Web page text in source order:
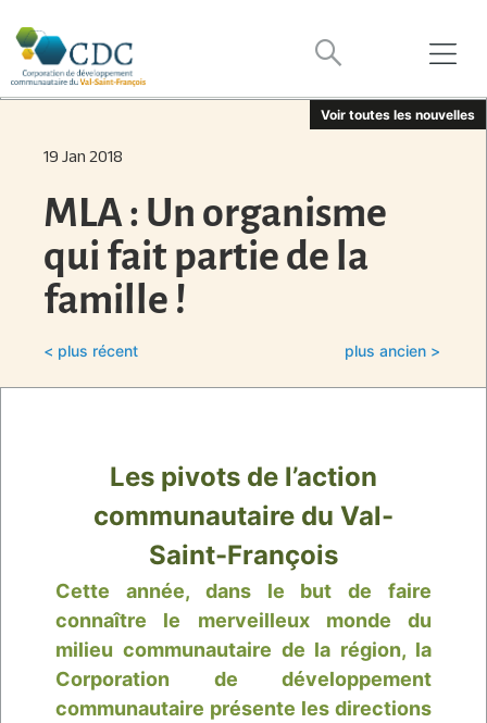
Voir toutes les nouvelles
19 Jan 2018
MLA : Un organisme
qui fait partie de la
famille !
< plus récent plus ancien >
Les pivots de l’action
communautaire du Val-
Saint-François
Cette année, dans le but de faire
connaître le merveilleux monde du
milieu communautaire de la région, la
Corporation de développement
communautaire présente les directions